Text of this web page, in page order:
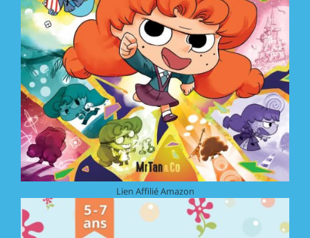
Lien Affilié Amazon